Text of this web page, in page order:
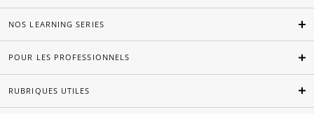
NOS LEARNING SERIES
POUR LES PROFESSIONNELS
RUBRIQUES UTILES